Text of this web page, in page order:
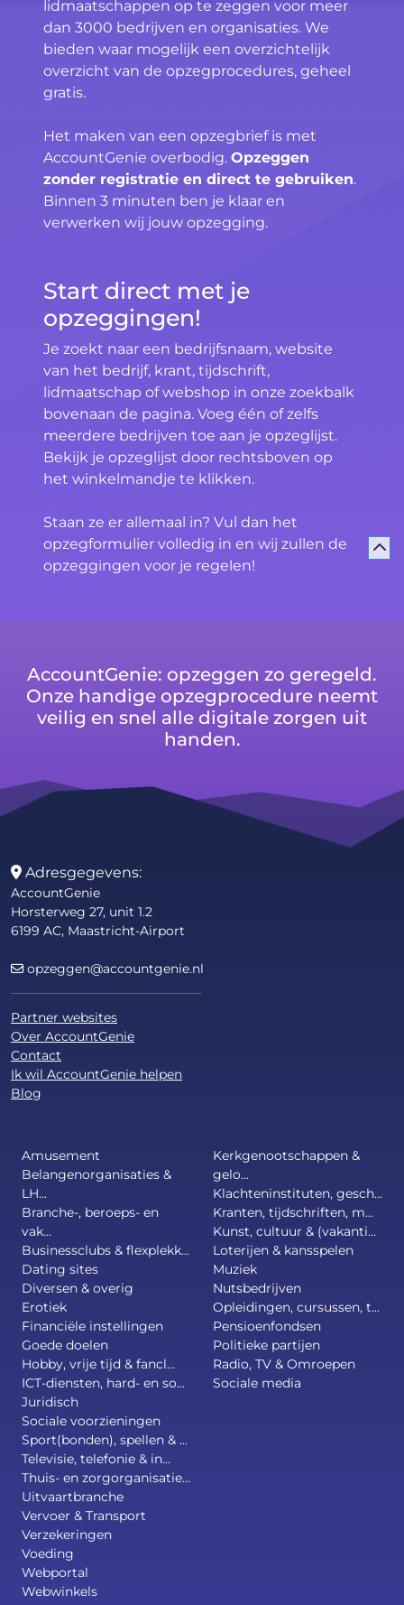
lidmaatschappen op te zeggen voor meer
dan 3000 bedrijven en organisaties. We
bieden waar mogelijk een overzichtelijk
overzicht van de opzegprocedures, geheel
gratis.
Het maken van een opzegbrief is met
AccountGenie overbodig. Opzeggen
zonder registratie en direct te gebruiken.
Binnen 3 minuten ben je klaar en
verwerken wij jouw opzegging.
Start direct met je
opzeggingen!
Je zoekt naar een bedrijfsnaam, website
van het bedrijf, krant, tijdschrift,
lidmaatschap of webshop in onze zoekbalk
bovenaan de pagina. Voeg één of zelfs
meerdere bedrijven toe aan je opzeglijst.
Bekijk je opzeglijst door rechtsboven op
het winkelmandje te klikken.
Staan ze er allemaal in? Vul dan het
opzegformulier volledig in en wij zullen de
opzeggingen voor je regelen!
AccountGenie: opzeggen zo geregeld.
Onze handige opzegprocedure neemt
veilig en snel alle digitale zorgen uit
handen.
Adresgegevens:
AccountGenie
Horsterweg 27, unit 1.2
6199 AC, Maastricht-Airport
opzeggen@accountgenie.nl
Partner websites
Over AccountGenie
Contact
Ik wil AccountGenie helpen
Blog
Amusement
Belangenorganisaties &
LH...
Branche-, beroeps- en
vak...
Businessclubs & flexplekk...
Dating sites
Diversen & overig
Erotiek
Financiële instellingen
Goede doelen
Hobby, vrije tijd & fancl...
ICT-diensten, hard- en so...
Juridisch
Kerkgenootschappen &
gelo...
Klachteninstituten, gesch...
Kranten, tijdschriften, m...
Kunst, cultuur & (vakanti...
Loterijen & kansspelen
Muziek
Nutsbedrijven
Opleidingen, cursussen, t...
Pensioenfondsen
Politieke partijen
Radio, TV & Omroepen
Sociale media
Sociale voorzieningen
Sport(bonden), spellen & ...
Televisie, telefonie & in...
Thuis- en zorgorganisatie...
Uitvaartbranche
Vervoer & Transport
Verzekeringen
Voeding
Webportal
Webwinkels